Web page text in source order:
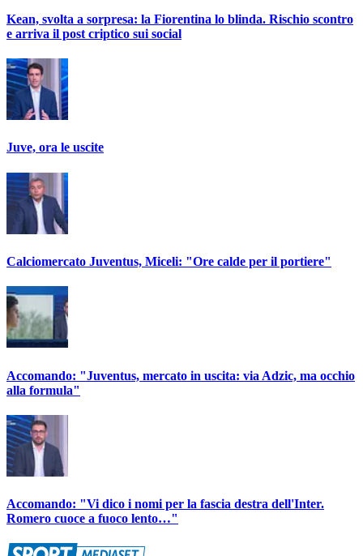
Kean, svolta a sorpresa: la Fiorentina lo blinda. Rischio scontro
e arriva il post criptico sui social
Juve, ora le uscite
Calciomercato Juventus, Miceli: "Ore calde per il portiere"
Accomando: "Juventus, mercato in uscita: via Adzic, ma occhio
alla formula"
Accomando: "Vi dico i nomi per la fascia destra dell'Inter.
Romero cuoce a fuoco lento…"